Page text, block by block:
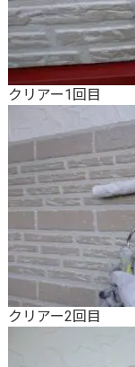
クリアー1回目
クリアー2回目